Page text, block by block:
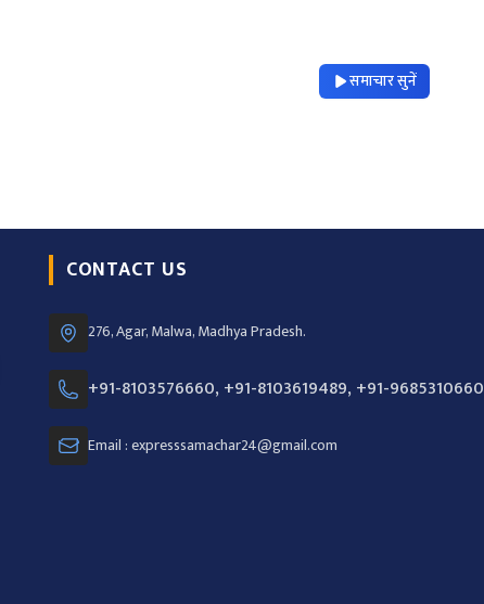
समाचार सुनें
CONTACT US
276, Agar, Malwa, Madhya Pradesh.
+91-8103576660, +91-8103619489, +91-9685310660
Email : expresssamachar24@gmail.com